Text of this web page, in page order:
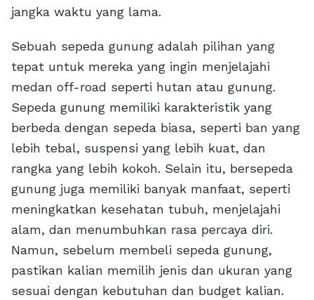
jangka waktu yang lama.
Sebuah sepeda gunung adalah pilihan yang
tepat untuk mereka yang ingin menjelajahi
medan off-road seperti hutan atau gunung.
Sepeda gunung memiliki karakteristik yang
berbeda dengan sepeda biasa, seperti ban yang
lebih tebal, suspensi yang lebih kuat, dan
rangka yang lebih kokoh. Selain itu, bersepeda
gunung juga memiliki banyak manfaat, seperti
meningkatkan kesehatan tubuh, menjelajahi
alam, dan menumbuhkan rasa percaya diri.
Namun, sebelum membeli sepeda gunung,
pastikan kalian memilih jenis dan ukuran yang
sesuai dengan kebutuhan dan budget kalian.